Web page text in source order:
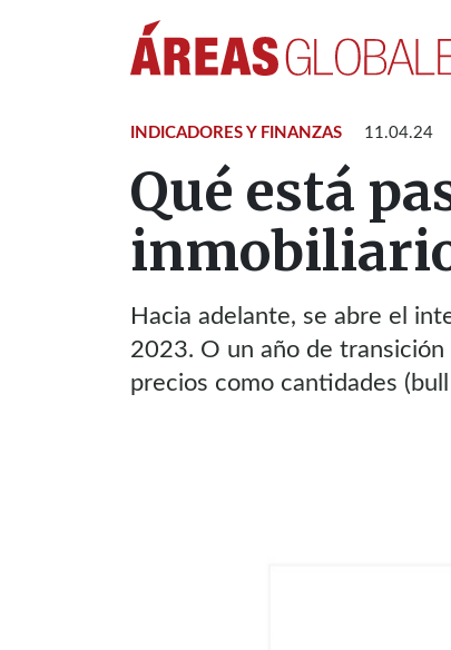
INDICADORES Y FINANZAS 11.04.24
Qué está
Hacia adelante, se abre el
2023. O un año de
precios como cantidades